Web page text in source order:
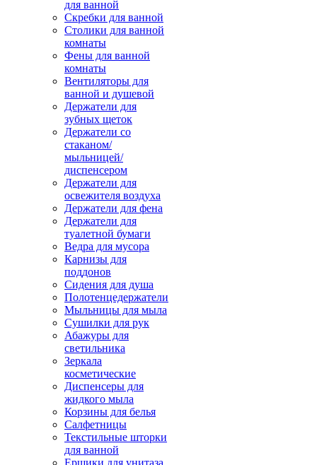
для ванной
Скребки для ванной
Столики для ванной
комнаты
Фены для ванной
комнаты
Вентиляторы для
ванной и душевой
Держатели для
зубных щеток
Держатели со
стаканом/
мыльницей/
диспенсером
Держатели для
освежителя воздуха
Держатели для фена
Держатели для
туалетной бумаги
Ведра для мусора
Карнизы для
поддонов
Сидения для душа
Полотенцедержатели
Мыльницы для мыла
Сушилки для рук
Абажуры для
светильника
Зеркала
косметические
Диспенсеры для
жидкого мыла
Корзины для белья
Салфетницы
Текстильные шторки
для ванной
Ершики для унитаза